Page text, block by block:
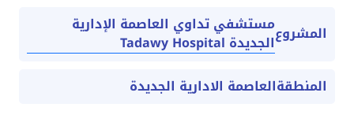
المشروعمستشفي تداوي العاصمة الإدارية
الجديدة Tadawy Hospital
المنطقةالعاصمة الادارية الجديدة